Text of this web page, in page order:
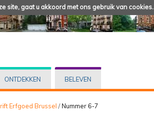
site, gaat u akkoord met ons gebruik van cookies.
ONTDEKKEN BELEVEN
Erfgoed Brussel /Nummer 6-7